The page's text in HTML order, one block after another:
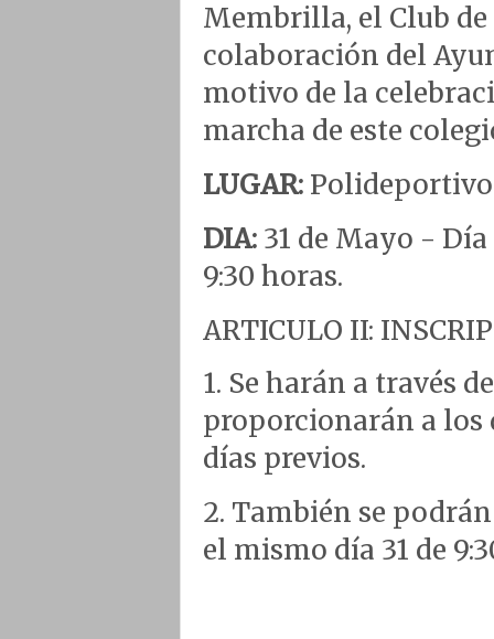
Membrilla, el Club
colaboración del
motivo de la
marcha de este
LUGAR:
DIA: 31 de Mayo -
9:30 horas.
ARTICULO II:
1. Se harán a través
proporcionarán a los
días previos.
2. También se
el mismo día 31 de